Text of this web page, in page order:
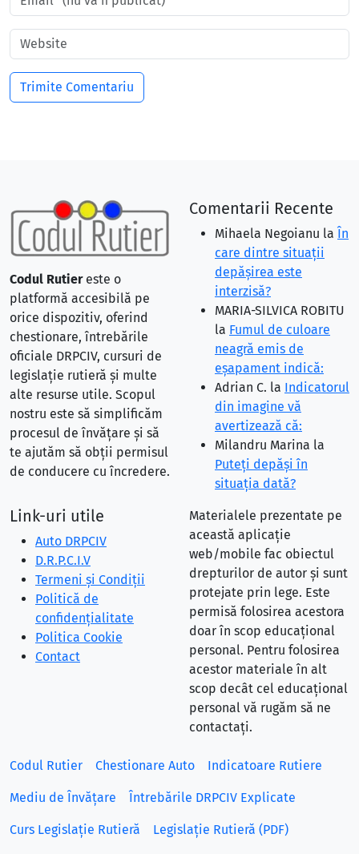
Codul Rutiereste o
platformă accesibilă pe
orice dispozitiv, oferind
chestionare, întrebările
oficiale DRPCIV, cursuri de
legislație rutieră și multe
alte resurse utile. Scopul
nostru este să simplificăm
procesul de învățare și să
te ajutăm să obții permisul
de conducere cu încredere.
Comentarii Recente
Mihaela Negoianu la În
care dintre situaţii
depăşirea este
interzisă?
MARIA-SILVICA ROBITU
la Fumul de culoare
neagră emis de
eşapament indică:
Adrian C. la Indicatorul
din imagine vă
avertizează că:
Milandru Marina la
Puteţi depăşi în
situaţia dată?
Link-uri utile
Auto DRPCIV
D.R.P.C.I.V
Termeni și Condiții
Politică de
confidențialitate
Politica Cookie
Contact
Materialele prezentate pe
această aplicație
web/mobile fac obiectul
drepturilor de autor și sunt
protejate prin lege. Este
permisă folosirea acestora
doar în scop educațional
personal. Pentru folosirea
acestor materiale în alt
scop decât cel educațional
personal vă rugăm să ne
contactați.
Codul Rutier Chestionare Auto Indicatoare Rutiere
Mediu de Învățare Întrebările DRPCIV Explicate
Curs Legislație Rutieră Legislație Rutieră (PDF)